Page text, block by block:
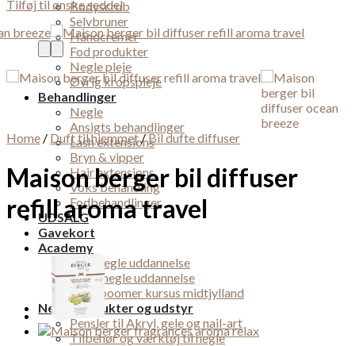
Bodyscrub
Selvbruner
Håndcremer
Fod produkter
Negle pleje
Øvrig kropspleje
Behandlinger
Negle
Ansigts behandlinger
Lash extensions
Bryn & vipper
Hair extensions
Voks behandling
Fodbehandlinger
UDSALG
Gavekort
Academy
Gele negle uddannelse
Akryl negle uddannelse
Babyboomer kursus midtjylland
Negleprodukter og udstyr
Pensler til Akryl, gele og nail-art
Tilbehør og værktøj til negle
Tilføj til ønske seddel
Home / Duft til hjemmet/Bil dufte diffuser
Maison berger bil diffuser
refill aroma travel